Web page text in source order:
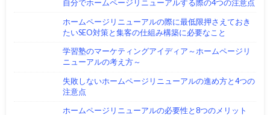
自分でホームページリニューアルする際の4つの注意点
ホームページリニューアルの際に最低限押さえておき
たいSEO対策と集客の仕組み構築に必要なこと
学習塾のマーケティングアイディア～ホームページリ
ニューアルの考え方～
失敗しないホームページリニューアルの進め方と4つの
注意点
ホームページリニューアルの必要性と8つのメリット